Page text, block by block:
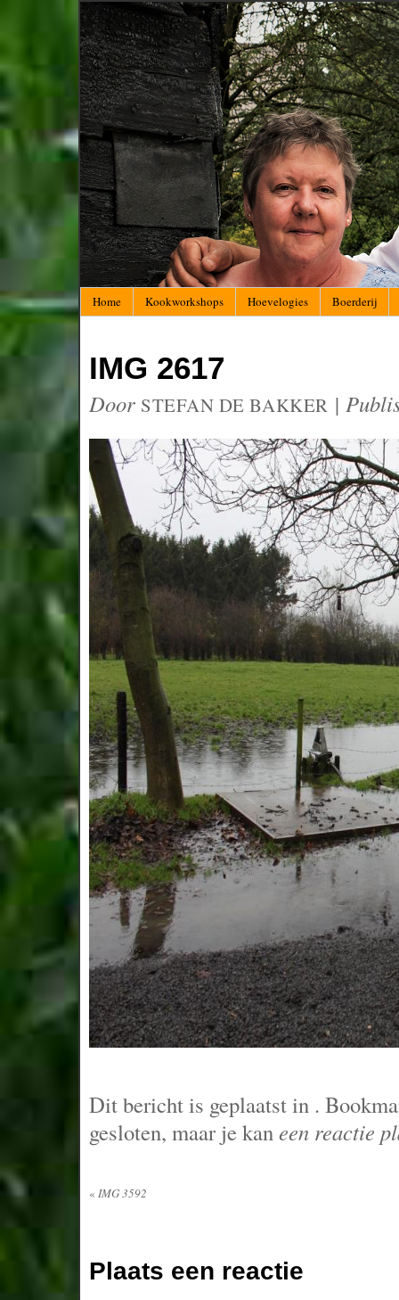
Home Kookworkshops Hoevelogies Boerderij
IMG 2617
Door STEFAN DE BAKKER |
Dit bericht is geplaatst in .
gesloten, maar je kaneen reactie
« IMG 3592
Plaats een reactie